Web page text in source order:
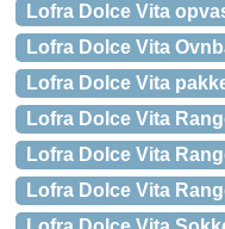
Lofra Dolce Vita
Lofra Dolce Vita
Lofra Dolce Vita
Lofra Dolce Vita
Lofra Dolce Vita
Lofra Dolce Vita